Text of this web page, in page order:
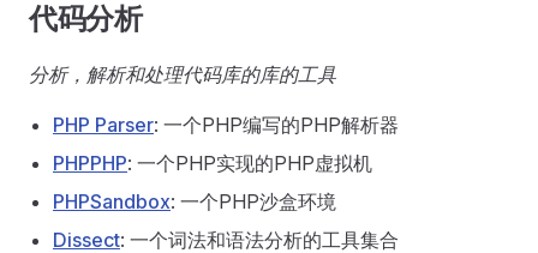
代码分析
分析，解析和处理代码库的库的工具
PHP Parser: 一个PHP编写的PHP解析器
PHPPHP: 一个PHP实现的PHP虚拟机
PHPSandbox: 一个PHP沙盒环境
Dissect: 一个词法和语法分析的工具集合